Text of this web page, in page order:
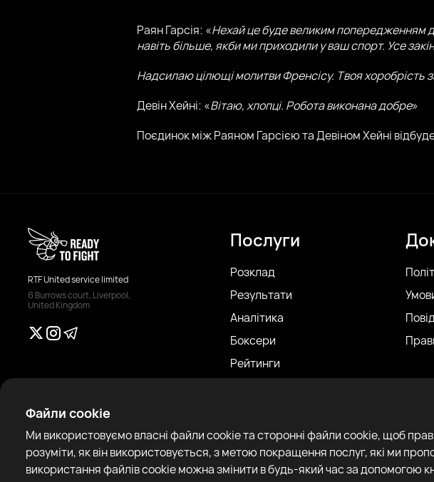
Файли cookie
Ми використовуємо власні файли cookie та сторонні файли cookie, щоб
розуміти, як він використовується, з метою покращення послуг, які ми
використання файлів cookie можна змінити в будь-який час за допомогою
Раян Гарсія: «Нехай це буде великим попередженням
навіть більше, якби ми приходили у ваш спорт. Усе
Надсилаю цілющі молитви Френсісу. Твоя хоробрість
Девін Хейні: «Вітаю, хлопці. Робота виконана добре»
Поєдинок між Раяном Гарсією та Девіном Хейні
RTF United service limited
6 Burrows court, Liverpool,
United Kingdom
Послуги
Розклад
Результати
Аналітика
Боксери
Рейтинги
Sparring Finder